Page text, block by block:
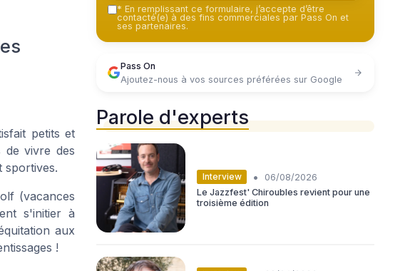
petits et
de vivre des
sportives.
(vacances
s'initier à
aux
!
* En remplissant ce formulaire, j’accepte d’être
contacté(e) à des fins commerciales par Pass On et
ses partenaires.
Pass On
Ajoutez-nous à vos sources préférées sur Google
Parole d'experts
Interview •
06/08/2026
Le Jazzfest' Chiroubles revient pour une
troisième édition